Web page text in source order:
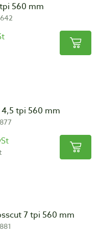
560 mm
4,5 tpi 560 mm
7 tpi 560 mm